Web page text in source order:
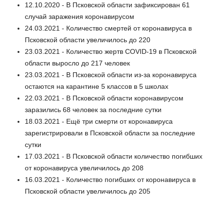
12.10.2020 - В Псковской области зафиксирован 61
случай заражения коронавирусом
24.03.2021 - Количество смертей от коронавируса в
Псковской области увеличилось до 220
23.03.2021 - Количество жертв COVID-19 в Псковской
области выросло до 217 человек
23.03.2021 - В Псковской области из-за коронавируса
остаются на карантине 5 классов в 5 школах
22.03.2021 - В Псковской области коронавирусом
заразились 68 человек за последние сутки
18.03.2021 - Ещё три смерти от коронавируса
зарегистрировали в Псковской области за последние
сутки
17.03.2021 - В Псковской области количество погибших
от коронавируса увеличилось до 208
16.03.2021 - Количество погибших от коронавируса в
Псковской области увеличилось до 205